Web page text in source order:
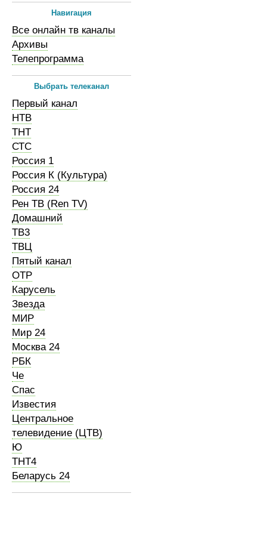
Навигация
Все онлайн тв каналы
Архивы
Телепрограмма
Выбрать телеканал
Первый канал
НТВ
ТНТ
СТС
Россия 1
Россия К (Культура)
Россия 24
Рен ТВ (Ren TV)
Домашний
ТВ3
ТВЦ
Пятый канал
ОТР
Карусель
Звезда
МИР
Мир 24
Москва 24
РБК
Че
Спас
Известия
Центральное
телевидение (ЦТВ)
Ю
ТНТ4
Беларусь 24